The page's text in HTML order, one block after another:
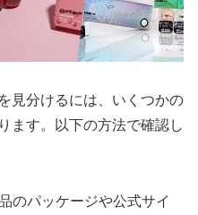
見分けるには、いくつかの
ます。以下の方法で確認し
品のパッケージや公式サイ